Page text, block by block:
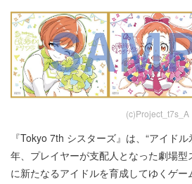
(c)Project_t7s_A
『Tokyo 7th シスターズ』は、“アイド
年、プレイヤーが支配人となった劇場型
に新たなるアイドルを育成してゆくゲー